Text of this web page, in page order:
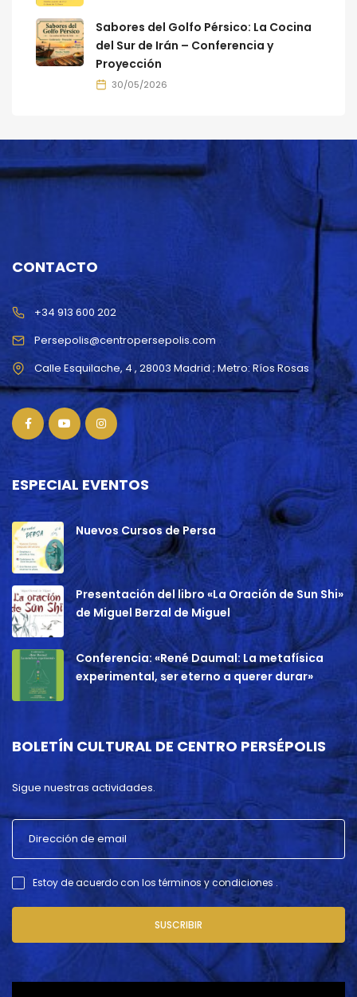
Sabores del Golfo Pérsico: La Cocina
del Sur de Irán – Conferencia y
Proyección
30/05/2026
CONTACTO
Persepolis@centropersepolis.com
+34 913 600 202
ESPECIAL EVENTOS
Nuevos Cursos de Persa
Presentación del libro «La Oración de Sun Shi»
de Miguel Berzal de Miguel
Conferencia: «René Daumal: La metafísica
experimental, ser eterno a querer durar»
BOLETÍN CULTURAL DE CENTRO PERSÉPOLIS
Sigue nuestras actividades.
Estoy de acuerdo con los términos y condiciones .
SUSCRIBIR